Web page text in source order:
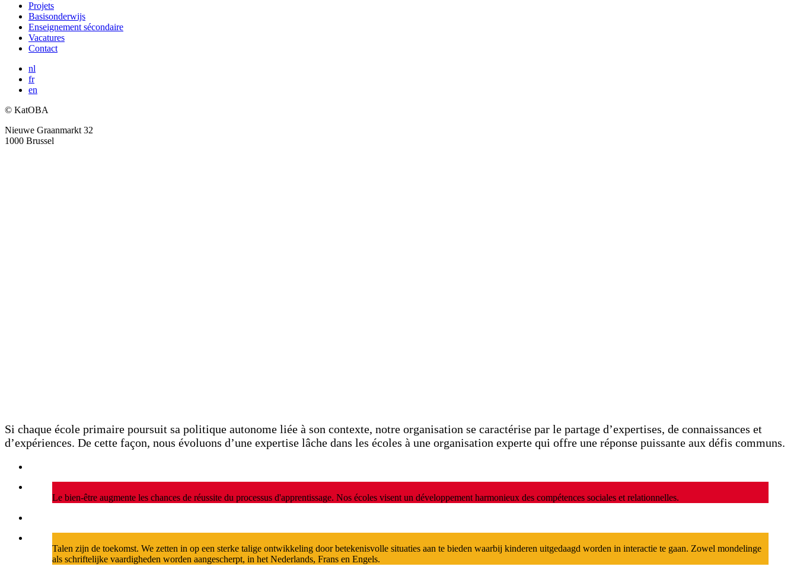
Projets
Basisonderwijs
Enseignement sécondaire
Vacatures
Contact
nl
fr
en
© KatOBA
Nieuwe Graanmarkt 32
1000 Brussel
Si chaque école primaire poursuit sa politique autonome liée à son contexte, notre organisation se caractérise par le partage d’expertises, de connaissances et
d’expériences. De cette façon, nous évoluons d’une expertise lâche dans les écoles à une organisation experte qui offre une réponse puissante aux défis communs.
Le bien-être augmente les chances de réussite du processus d'apprentissage. Nos écoles visent un développement harmonieux des compétences sociales et relationnelles.
Talen zijn de toekomst. We zetten in op een sterke talige ontwikkeling door betekenisvolle situaties aan te bieden waarbij kinderen uitgedaagd worden in interactie te gaan. Zowel mondelinge
als schriftelijke vaardigheden worden aangescherpt, in het Nederlands, Frans en Engels.